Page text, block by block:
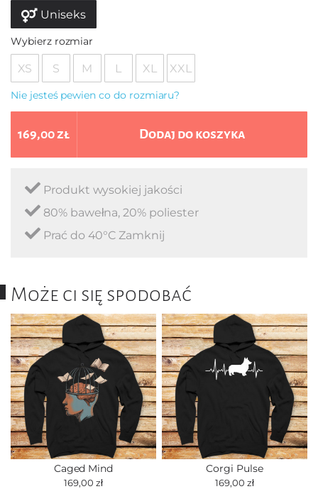
Uniseks
Wybierz rozmiar
XS S M L XL XXL
Nie jesteś pewien co do rozmiaru?
169,00 zł Dodaj do koszyka
Produkt wysokiej jakości
80% bawełna, 20% poliester
Prać do 40°C Zamknij
Może ci się spodobać
Caged Mind
169,00 zł
Corgi Pulse
169,00 zł